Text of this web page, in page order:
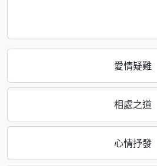
愛情疑難
相處之道
心情抒發